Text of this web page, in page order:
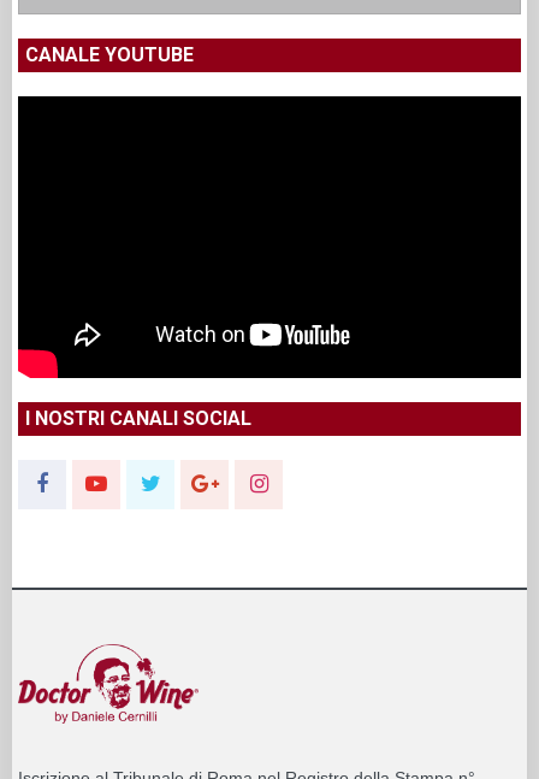
CANALE YOUTUBE
I NOSTRI CANALI SOCIAL